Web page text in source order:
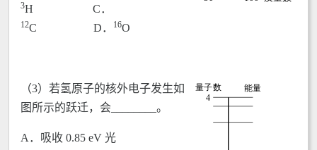
3H C．
12C D． 16O
（3）若氢原子的核外电子发生如
图所示的跃迁，会________。
A．吸收 0.85 eV 光